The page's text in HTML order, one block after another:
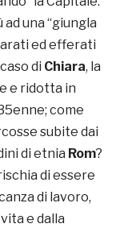
una “giungla
ed efferati
di Chiara, la
e ridotta in
come
subite dai
di etnia Rom?
di essere
di lavoro,
e dalla